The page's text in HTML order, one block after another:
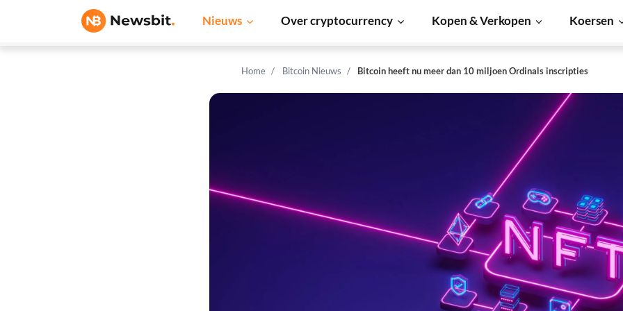
Nieuws Over cryptocurrency Kopen & Verkopen Koersen
Home Bitcoin Nieuws Bitcoin heeft nu meer dan 10 miljoen Ordinals inscripties